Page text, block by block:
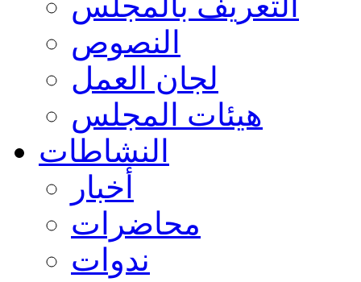
النصوص
لجان العمل
هيئات المجلس
النشاطات
أخبار
محاضرات
ندوات